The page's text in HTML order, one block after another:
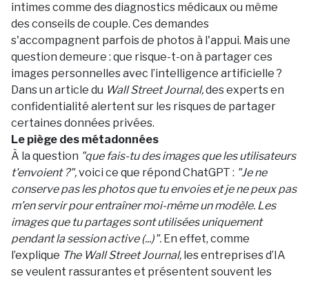
intimes comme des diagnostics médicaux ou même
des conseils de couple. Ces demandes
s'accompagnent parfois de photos à l'appui. Mais une
question demeure : que risque-t-on à partager ces
images personnelles avec l’intelligence artificielle ?
Dans un article du Wall Street Journal,des experts en
confidentialité alertent sur les risques de partager
certaines données privées.
Le piège des métadonnées
À la question "que fais-tu des images que les utilisateurs
t'envoient ?",voici ce que répond ChatGPT : "Je ne
conserve pas les photos que tu envoies et je ne peux pas
m’en servir pour entraîner moi-même un modèle. Les
images que tu partages sont utilisées uniquement
pendant la session active (...)". En effet, comme
l’explique The Wall Street Journal, les entreprises d’IA
se veulent rassurantes et présentent souvent les